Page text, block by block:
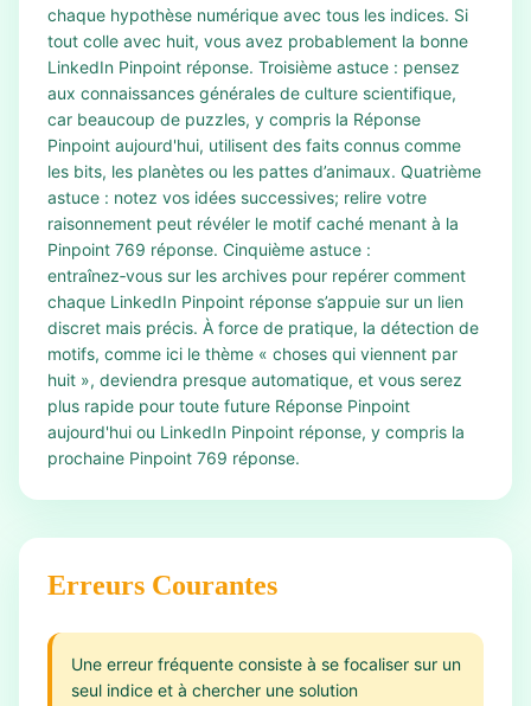
chaque hypothèse numérique avec tous les indices. Si
tout colle avec huit, vous avez probablement la bonne
LinkedIn Pinpoint réponse. Troisième astuce : pensez
aux connaissances générales de culture scientifique,
car beaucoup de puzzles, y compris la Réponse
Pinpoint aujourd'hui, utilisent des faits connus comme
les bits, les planètes ou les pattes d’animaux. Quatrième
astuce : notez vos idées successives; relire votre
raisonnement peut révéler le motif caché menant à la
Pinpoint 769 réponse. Cinquième astuce :
entraînez‑vous sur les archives pour repérer comment
chaque LinkedIn Pinpoint réponse s’appuie sur un lien
discret mais précis. À force de pratique, la détection de
motifs, comme ici le thème « choses qui viennent par
huit », deviendra presque automatique, et vous serez
plus rapide pour toute future Réponse Pinpoint
aujourd'hui ou LinkedIn Pinpoint réponse, y compris la
prochaine Pinpoint 769 réponse.
Erreurs Courantes
Une erreur fréquente consiste à se focaliser sur un
seul indice et à chercher une solution